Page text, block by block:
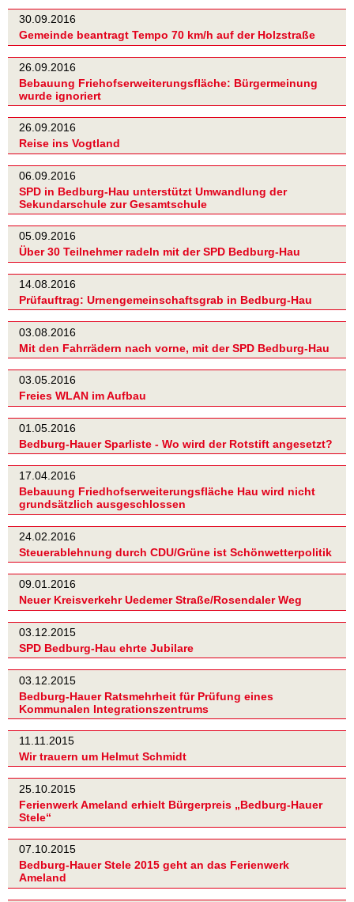
30.09.2016
Gemeinde beantragt Tempo 70 km/h auf der Holzstraße
26.09.2016
Bebauung Friehofserweiterungsfläche: Bürgermeinung
wurde ignoriert
26.09.2016
Reise ins Vogtland
06.09.2016
SPD in Bedburg-Hau unterstützt Umwandlung der
Sekundarschule zur Gesamtschule
05.09.2016
Über 30 Teilnehmer radeln mit der SPD Bedburg-Hau
14.08.2016
Prüfauftrag: Urnengemeinschaftsgrab in Bedburg-Hau
03.08.2016
Mit den Fahrrädern nach vorne, mit der SPD Bedburg-Hau
03.05.2016
Freies WLAN im Aufbau
01.05.2016
Bedburg-Hauer Sparliste - Wo wird der Rotstift angesetzt?
17.04.2016
Bebauung Friedhofserweiterungsfläche Hau wird nicht
grundsätzlich ausgeschlossen
24.02.2016
Steuerablehnung durch CDU/Grüne ist Schönwetterpolitik
09.01.2016
Neuer Kreisverkehr Uedemer Straße/Rosendaler Weg
03.12.2015
SPD Bedburg-Hau ehrte Jubilare
03.12.2015
Bedburg-Hauer Ratsmehrheit für Prüfung eines
Kommunalen Integrationszentrums
11.11.2015
Wir trauern um Helmut Schmidt
25.10.2015
Ferienwerk Ameland erhielt Bürgerpreis „Bedburg-Hauer
Stele“
07.10.2015
Bedburg-Hauer Stele 2015 geht an das Ferienwerk
Ameland